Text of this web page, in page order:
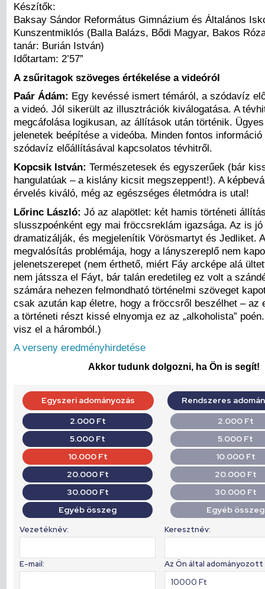
Készítők:
Baksay Sándor Református Gimnázium és Általános
Kunszentmiklós (Balla Balázs, Bődi Magyar, Bakos
tanár: Burián István)
Időtartam: 2’57”
A zsűritagok szöveges értékelése a videóról
Paár Ádám: Egy kevéssé ismert témáról, a szódavíz
a videó. Jól sikerült az illusztrációk kiválogatása. A
megcáfolása logikusan, az állítások után történik.
jelenetek beépítése a videóba. Minden fontos
szódavíz előállításával kapcsolatos tévhitről.
Kopcsik István: Természetesek és egyszerűek (bár
hangulatúak – a kislány kicsit megszeppent!). A
érvelés kiváló, még az egészséges életmódra is utal!
Lőrinc László: Jó az alapötlet: két hamis történeti
slusszpoénként egy mai fröccsreklám igazsága. Az is
dramatizálják, és megjelenítik Vörösmartyt és Jedliket.
megvalósítás problémája, hogy a lányszereplő nem
jelenetszerepet (nem érthető, miért Fáy arcképe alá
nem játssza el Fáyt, bár talán eredetileg ez volt a
számára nehezen felmondható történelmi szöveget
csak azután kap életre, hogy a fröccsről beszélhet – az
a történeti részt kissé elnyomja ez az „alkoholista”
visz el a háromból.)
A verseny eredményhirdetése
Akkor tudunk dolgozni, ha Ön is segít!